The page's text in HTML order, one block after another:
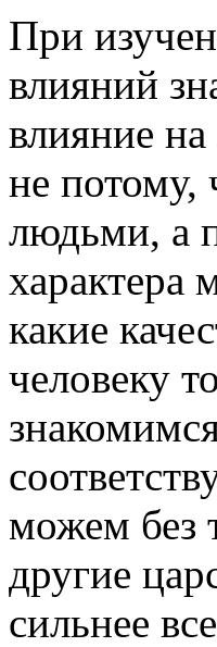
При
влияний
влияние
не потому,
людьми, а
характера
какие
человеку
можем без
другие
сильнее